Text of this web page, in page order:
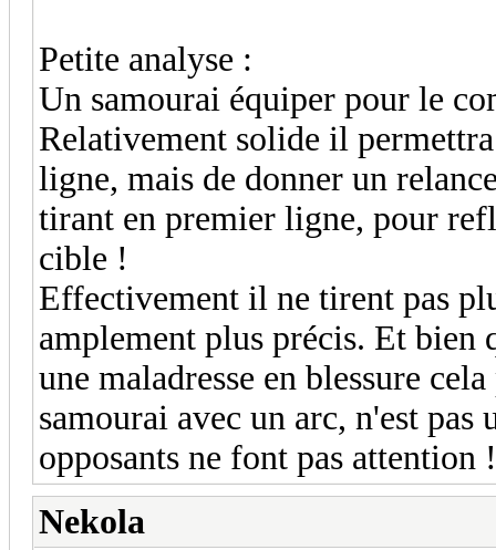
Petite analyse :
Un samourai équiper pour le
Relativement solide il
ligne, mais de donner un
tirant en premier ligne, pour
cible !
Effectivement il ne tirent pas
amplement plus précis. Et bien
une maladresse en blessure
samourai avec un arc, n'est pas
opposants ne font pas attention !
Nekola